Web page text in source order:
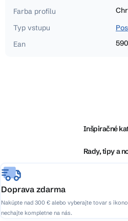
Farba profilu
Typ vstupu
Ean
e
Inšpiračné
Rady, tipy a
Doprava zdarma
Nakúpte nad 300 € alebo vyberajte tovar s
nechajte kompletne na nás.